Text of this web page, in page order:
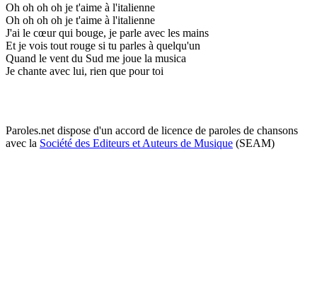
Oh oh oh oh je t'aime à l'italienne
Oh oh oh oh je t'aime à l'italienne
J'ai le cœur qui bouge, je parle avec les mains
Et je vois tout rouge si tu parles à quelqu'un
Quand le vent du Sud me joue la musica
Je chante avec lui, rien que pour toi
Paroles.net dispose d'un accord de licence de paroles de chansons
avec la Société des Editeurs et Auteurs de Musique (SEAM)